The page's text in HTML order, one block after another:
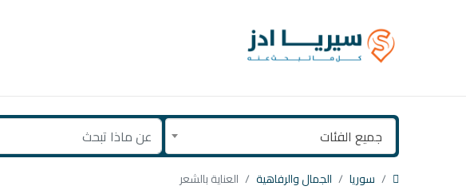
جميع الفئات
سوريا الجمال والرفاهية العناية بالشعر